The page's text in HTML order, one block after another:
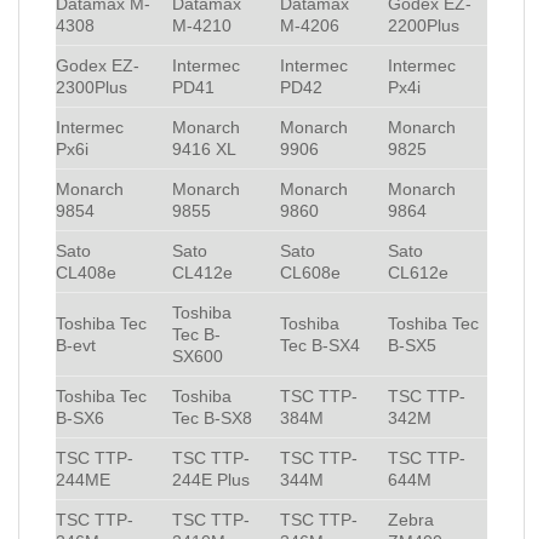
4308
M-4210
M-4206
2200Plus
Godex EZ-
2300Plus
Intermec
PD41
Intermec
PD42
Intermec
Px4i
Intermec
Px6i
Monarch
9416 XL
Monarch
9906
Monarch
9825
Monarch
9854
Monarch
9855
Monarch
9860
Monarch
9864
Sato
CL408e
Sato
CL412e
Sato
CL608e
Sato
CL612e
Toshiba Tec
B-evt
Toshiba
Tec B-
SX600
Toshiba
Tec B-SX4
Toshiba Tec
B-SX5
Toshiba Tec
B-SX6
Toshiba
Tec B-SX8
TSC TTP-
384M
TSC TTP-
342M
TSC TTP-
244ME
TSC TTP-
244E Plus
TSC TTP-
344M
TSC TTP-
644M
TSC TTP-
TSC TTP-
TSC TTP-
Zebra